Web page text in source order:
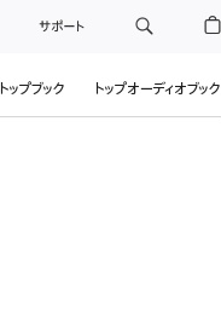
サポート
トップブック トップオーディオブック